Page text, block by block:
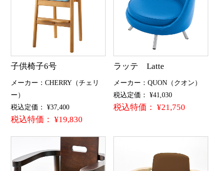
子供椅子6号
メーカー：CHERRY（チェリ
ー）
税込定価： ¥37,400
税込特価： ¥19,830
ラッテ Latte
メーカー：QUON（クオン）
税込定価： ¥41,030
税込特価： ¥21,750